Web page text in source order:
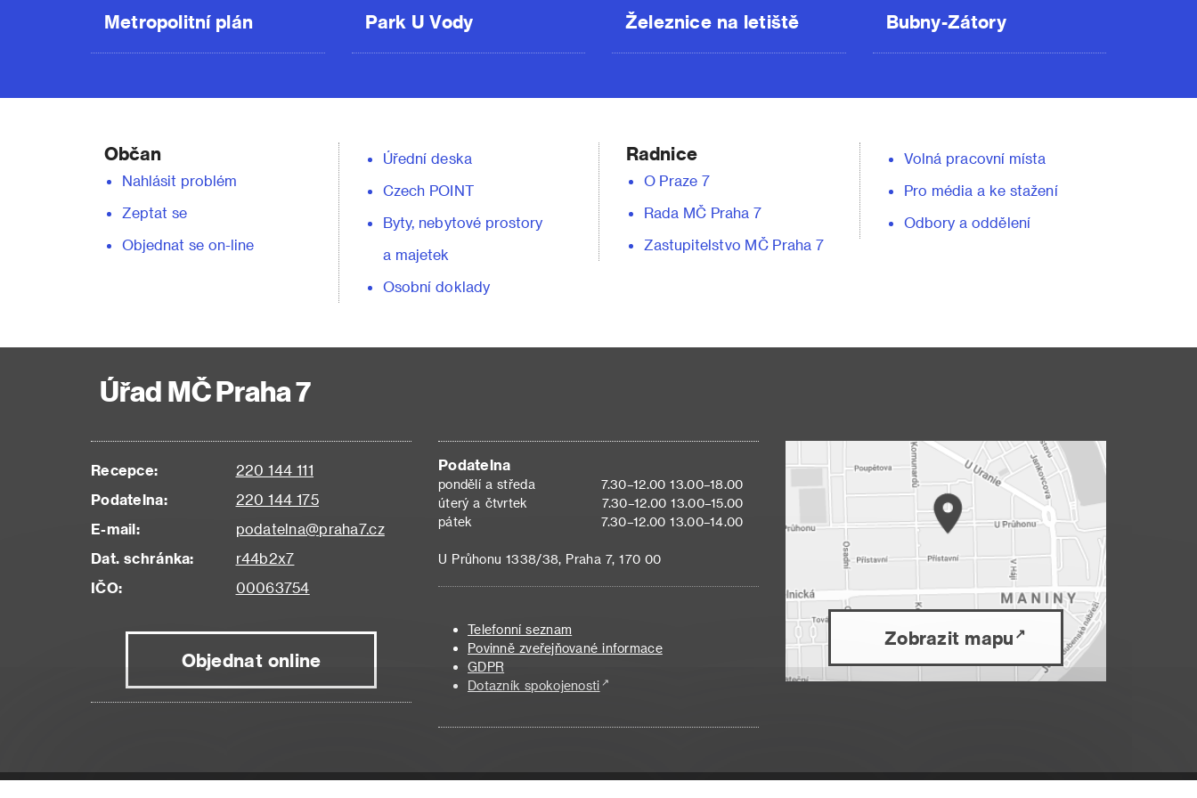
Metropolitní plán Park U Vody Železnice na letiště Bubny-Zátory
Občan
Nahlásit problém
Zeptat se
Objednat se on-line
Úřední deska
Czech POINT
Byty, nebytové prostory
a majetek
Osobní doklady
Radnice
O Praze 7
Rada MČ Praha 7
Zastupitelstvo MČ Praha 7
Volná pracovní místa
Pro média a ke stažení
Odbory a oddělení
Úřad MČ Praha 7
Recepce:
220 144 111
Podatelna:
220 144 175
E-mail:
podatelna@praha7.cz
Dat. schránka:
r44b2x7
IČO:
00063754
Objednat online
Podatelna
pondělí a středa
7.30–12.00 13.00–18.00
úterý a čtvrtek
7.30–12.00 13.00–15.00
pátek
7.30–12.00 13.00–14.00
U Průhonu 1338/38, Praha 7, 170 00
Telefonní seznam
Povinně zveřejňované informace
GDPR
Dotazník spokojenosti
Zobrazit mapu